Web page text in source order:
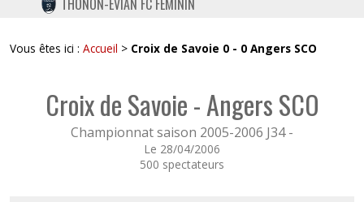
TWITTER
INSTAGRAM
THONON-EVIAN FC FÉMININ
Vous êtes ici : Accueil > Croix de Savoie 0 - 0 Angers SCO
Croix de Savoie - Angers SCO
Championnat saison 2005-2006 J34 -
Le 28/04/2006
500 spectateurs